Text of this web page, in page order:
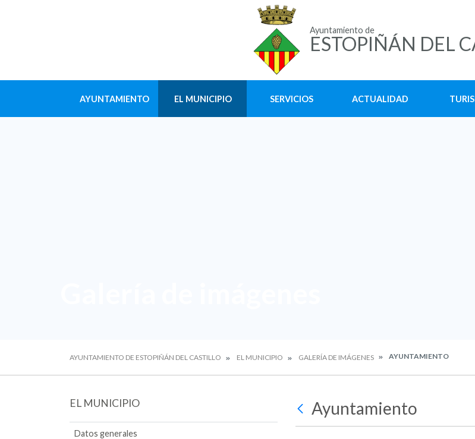
Ayuntamiento de
ESTOPIÑÁN DEL
AYUNTAMIENTO EL MUNICIPIO SERVICIOS ACTUALIDAD
AYUNTAMIENTO DE ESTOPIÑÁN DEL CASTILLO EL MUNICIPIO GALERÍA DE IMÁGENES AYUNTAMIENTO
EL MUNICIPIO
Datos generales
Ayuntamiento